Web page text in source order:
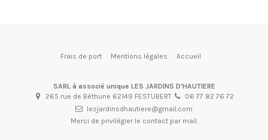
Frais de port Mentions légales Accueil
SARL à associé unique LES JARDINS D'HAUTIERE
265 rue de Béthune 62149 FESTUBERT
06 77 82 76 72
lesjardinsdhautiere@gmail.com
Merci de privilégier le contact par mail.